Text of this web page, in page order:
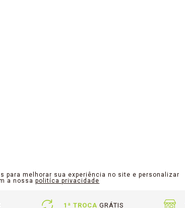
1ª TROCA GRÁTIS
para melhorar sua experiência no site e personalizar
a nossapolitíca privacidade